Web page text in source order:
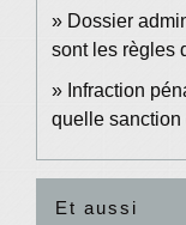
Dossier
sont les règles
Infraction
quelle
Et aussi